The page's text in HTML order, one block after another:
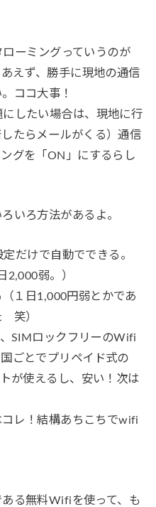
ーミングっていうのが
えず、勝手に現地の通信
ココ大事！
したい場合は、現地に行
たらメールがくる）通信
グを「ON」にするらし
いろ方法があるよ。
だけで自動でできる。
2,000弱。）
１日1,000円弱とかであ
笑）
SIMロックフリーのWifi
ごとでプリペイド式の
が使えるし、安い！次は
レ！結構あちこちでwifi
る無料Wifiを使って、も